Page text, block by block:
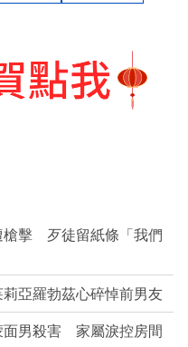
槍擊 歹徒留紙條「我們
亞羅勃茲心碎悼前男友
面男殺害 家屬淚控房間